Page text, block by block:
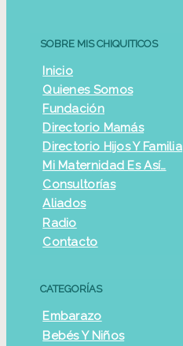
SOBRE MIS CHIQUITICOS
Inicio
Quienes Somos
Fundación
Directorio Mamás
Directorio Hijos Y Familia
Mi Maternidad Es Así…
Consultorías
Aliados
Radio
Contacto
CATEGORÍAS
Embarazo
Bebés Y Niños